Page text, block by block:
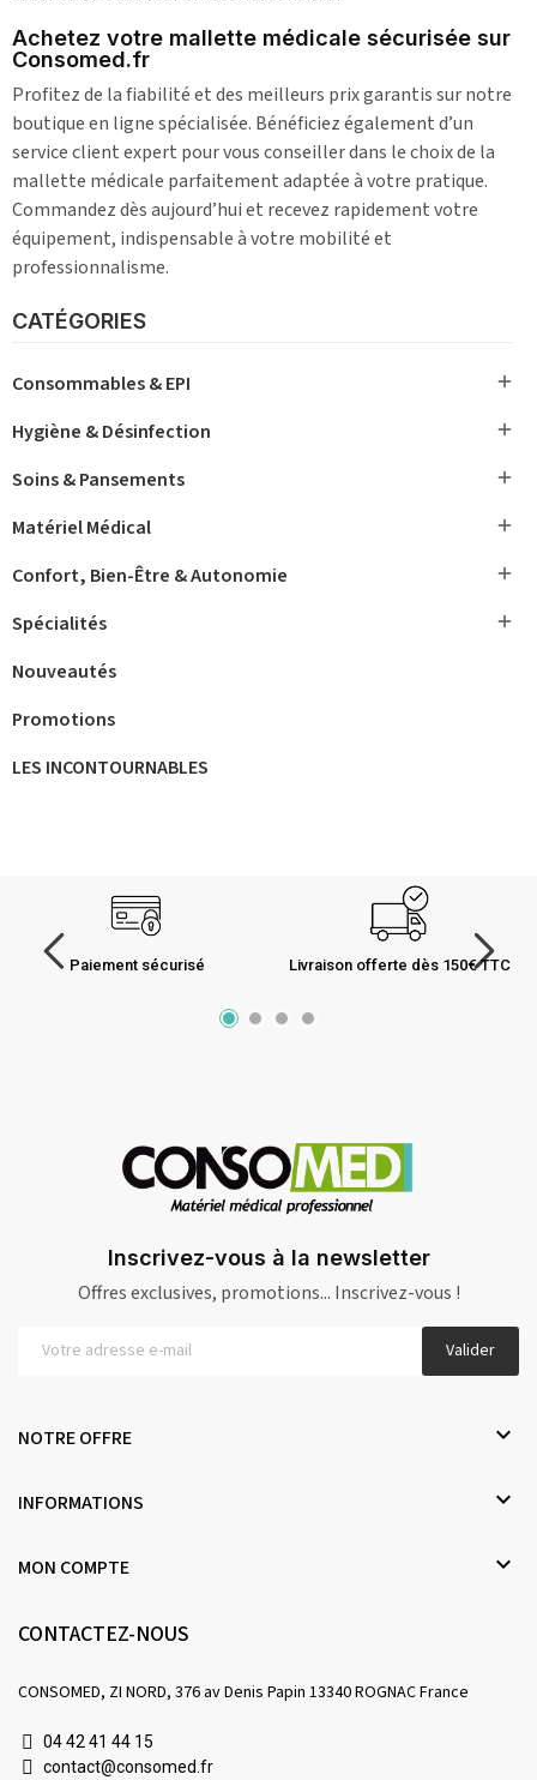
CATÉGORIES
Consommables & EPI 
Hygiène & Désinfection 
Soins & Pansements 
Matériel Médical 
Confort, Bien-Être & Autonomie 
Spécialités 
Nouveautés
Promotions
LES INCONTOURNABLES
Achetez votre mallette médicale sécurisée sur
Consomed.fr
Profitez de la fiabilité et des meilleurs prix garantis sur notre
boutique en ligne spécialisée. Bénéficiez également d’un
service client expert pour vous conseiller dans le choix de la
mallette médicale parfaitement adaptée à votre pratique.
Commandez dès aujourd’hui et recevez rapidement votre
équipement, indispensable à votre mobilité et
professionnalisme.
Paiement sécurisé Livraison offerte dès 150€ TTC
Inscrivez-vous à la newsletter
Offres exclusives, promotions... Inscrivez-vous !
Valider
NOTRE OFFRE 
INFORMATIONS 
MON COMPTE 
CONTACTEZ-NOUS
CONSOMED, ZI NORD, 376 av Denis Papin 13340 ROGNAC France
04 42 41 44 15
contact@consomed.fr